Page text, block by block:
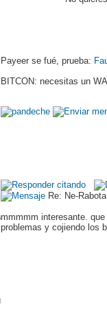
Payeer se fué, prueba:
BITCON: necesitas un
Re: Ne-
mmmmm interesante.
problemas y cojiendo los